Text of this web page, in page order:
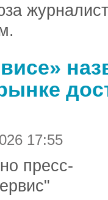
17:55